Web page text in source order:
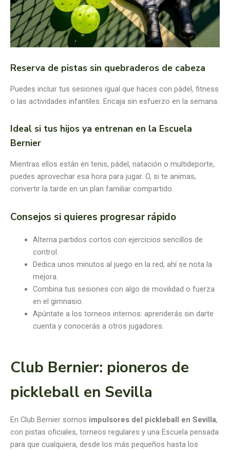
Reserva de pistas sin quebraderos de cabeza
Puedes incluir tus sesiones igual que haces con pádel, fitness
o las actividades infantiles. Encaja sin esfuerzo en la semana.
Ideal si tus hijos ya entrenan en la Escuela
Bernier
Mientras ellos están en tenis, pádel, natación o multideporte,
puedes aprovechar esa hora para jugar. O, si te animas,
convertir la tarde en un plan familiar compartido.
Consejos si quieres progresar rápido
Alterna partidos cortos con ejercicios sencillos de
control.
Dedica unos minutos al juego en la red; ahí se nota la
mejora.
Combina tus sesiones con algo de movilidad o fuerza
en el gimnasio.
Apúntate a los torneos internos: aprenderás sin darte
cuenta y conocerás a otros jugadores.
Club Bernier: pioneros de
pickleball en Sevilla
En Club Bernier somos impulsores del pickleball en Sevilla,
con pistas oficiales, torneos regulares y una Escuela pensada
para que cualquiera, desde los más pequeños hasta los